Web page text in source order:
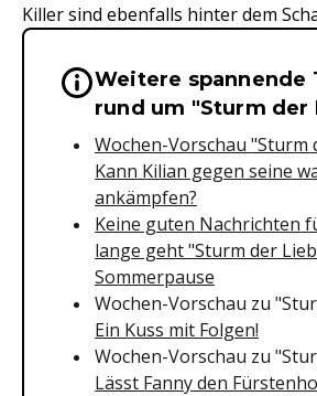
Killer sind ebenfalls hinter dem
Wichtige Hinweise
Weitere spannende
rund um "Sturm der
Wochen-Vorschau "Sturm
Kann Kilian gegen seine
ankämpfen?
Keine guten Nachrichten
lange geht "Sturm der
Sommerpause
Wochen-Vorschau zu
Ein Kuss mit Folgen!
Wochen-Vorschau zu
Lässt Fanny den